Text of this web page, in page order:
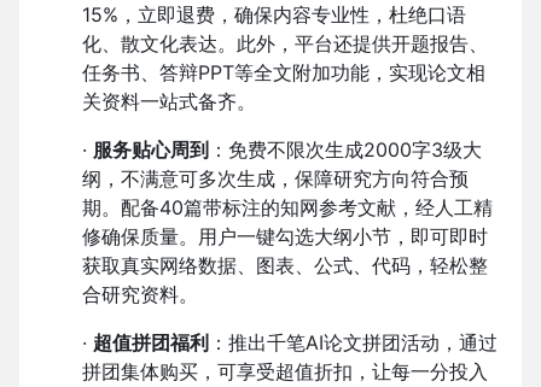
15%，立即退费，确保内容专业性，杜绝口语
化、散文化表达。此外，平台还提供开题报告、
任务书、答辩PPT等全文附加功能，实现论文相
关资料一站式备齐。
· 服务贴心周到 ：免费不限次生成2000字3级大
纲，不满意可多次生成，保障研究方向符合预
期。配备40篇带标注的知网参考文献，经人工精
修确保质量。用户一键勾选大纲小节，即可即时
获取真实网络数据、图表、公式、代码，轻松整
合研究资料。
· 超值拼团福利 ：推出千笔AI论文拼团活动，通过
拼团集体购买，可享受超值折扣，让每一分投入